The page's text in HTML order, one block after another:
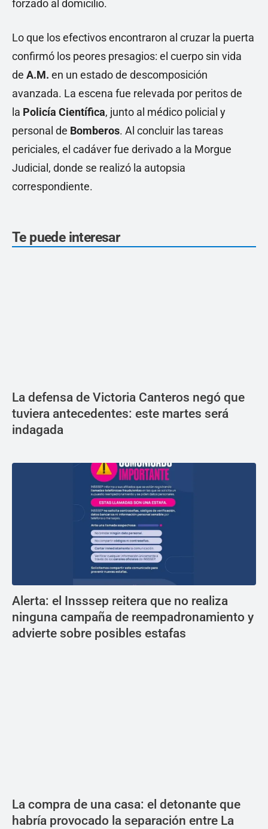
forzado al domicilio.
Lo que los efectivos encontraron al cruzar la puerta
confirmó los peores presagios: el cuerpo sin vida
de A.M. en un estado de descomposición
avanzada. La escena fue relevada por peritos de
la Policía Científica, junto al médico policial y
personal de Bomberos. Al concluir las tareas
periciales, el cadáver fue derivado a la Morgue
Judicial, donde se realizó la autopsia
correspondiente.
Te puede interesar
La defensa de Victoria Canteros negó que
tuviera antecedentes: este martes será
indagada
Alerta: el Insssep reitera que no realiza
ninguna campaña de reempadronamiento y
advierte sobre posibles estafas
La compra de una casa: el detonante que
habría provocado la separación entre La